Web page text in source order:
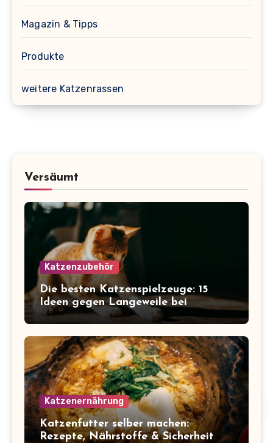
Magazin & Tipps
Produkte
weitere Katzenrassen
Versäumt
Katzenzubehör
Die besten Katzenspielzeuge: 15
Ideen gegen Langeweile bei
Wohnungskatzen
Katzenernährung
Katzenfutter selber machen:
Rezepte, Nährstoffe & Sicherheit